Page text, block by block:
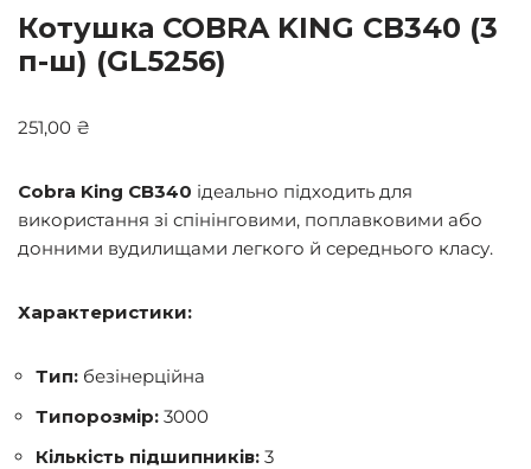
Котушка COBRA KING CB340 (3
п-ш) (GL5256)
251,00 ₴
Cobra King CB340 ідеально підходить для
використання зі спінінговими, поплавковими або
донними вудилищами легкого й середнього класу.
Характеристики:
Тип: безінерційна
Типорозмір: 3000
Кількість підшипників: 3